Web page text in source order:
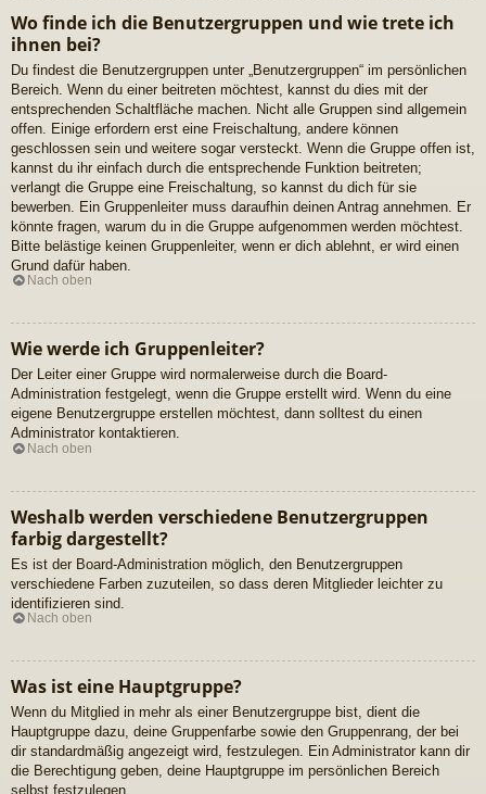
Wo finde ich die Benutzergruppen und wie trete ich
ihnen bei?
Du findest die Benutzergruppen unter „Benutzergruppen“ im persönlichen
Bereich. Wenn du einer beitreten möchtest, kannst du dies mit der
entsprechenden Schaltfläche machen. Nicht alle Gruppen sind allgemein
offen. Einige erfordern erst eine Freischaltung, andere können
geschlossen sein und weitere sogar versteckt. Wenn die Gruppe offen ist,
kannst du ihr einfach durch die entsprechende Funktion beitreten;
verlangt die Gruppe eine Freischaltung, so kannst du dich für sie
bewerben. Ein Gruppenleiter muss daraufhin deinen Antrag annehmen. Er
könnte fragen, warum du in die Gruppe aufgenommen werden möchtest.
Bitte belästige keinen Gruppenleiter, wenn er dich ablehnt, er wird einen
Grund dafür haben.
Nach oben
Wie werde ich Gruppenleiter?
Der Leiter einer Gruppe wird normalerweise durch die Board-
Administration festgelegt, wenn die Gruppe erstellt wird. Wenn du eine
eigene Benutzergruppe erstellen möchtest, dann solltest du einen
Administrator kontaktieren.
Nach oben
Weshalb werden verschiedene Benutzergruppen
farbig dargestellt?
Es ist der Board-Administration möglich, den Benutzergruppen
verschiedene Farben zuzuteilen, so dass deren Mitglieder leichter zu
identifizieren sind.
Nach oben
Was ist eine Hauptgruppe?
Wenn du Mitglied in mehr als einer Benutzergruppe bist, dient die
Hauptgruppe dazu, deine Gruppenfarbe sowie den Gruppenrang, der bei
dir standardmäßig angezeigt wird, festzulegen. Ein Administrator kann dir
die Berechtigung geben, deine Hauptgruppe im persönlichen Bereich
selbst festzulegen.